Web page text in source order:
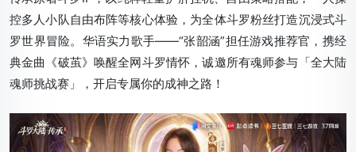
控多人小队自由布阵等核心体验，为全体斗罗粉丝打造沉浸式斗
罗世界冒险。华语实力歌手——“张韶涵”担任游戏推荐官，携经
典金曲《破茧》唤醒全网斗罗情怀，诚邀所有魂师参与「全大陆
魂师挑战赛」，开启专属你的成神之路！